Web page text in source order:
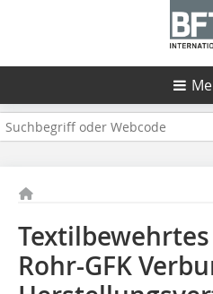
Rohr-GFK